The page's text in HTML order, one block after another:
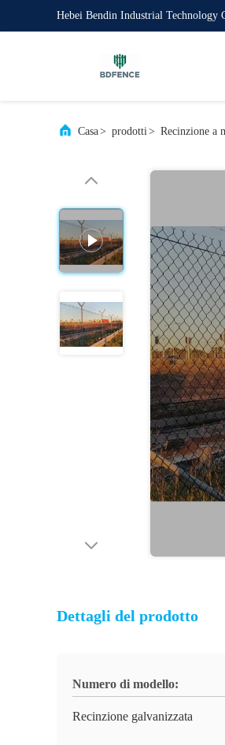
Hebei Bendin Industrial Technology
Casa> prodotti> Recinzione a
Dettagli del prodotto
Numero di modello:
Recinzione galvanizzata